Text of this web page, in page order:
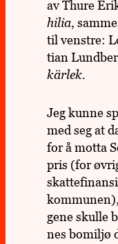
av Thure
hi­lia,
til venstre:
tian
kärlek.
Jeg kunne
med seg at
for å motta
pris (for
gene skulle
nes bomiljø